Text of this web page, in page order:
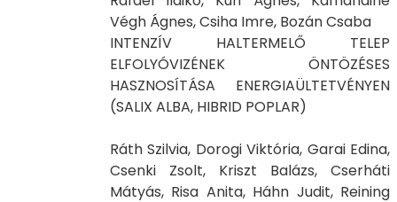
Végh Ágnes, Csiha Imre, Bozán Csaba
INTENZÍV HALTERMELŐ TELEP
ELFOLYÓVIZÉNEK ÖNTÖZÉSES
HASZNOSÍTÁSA ENERGIAÜLTETVÉNYEN
(SALIX ALBA, HIBRID POPLAR)
Ráth Szilvia, Dorogi Viktória, Garai Edina,
Csenki Zsolt, Kriszt Balázs, Cserháti
Mátyás, Risa Anita, Háhn Judit, Reining